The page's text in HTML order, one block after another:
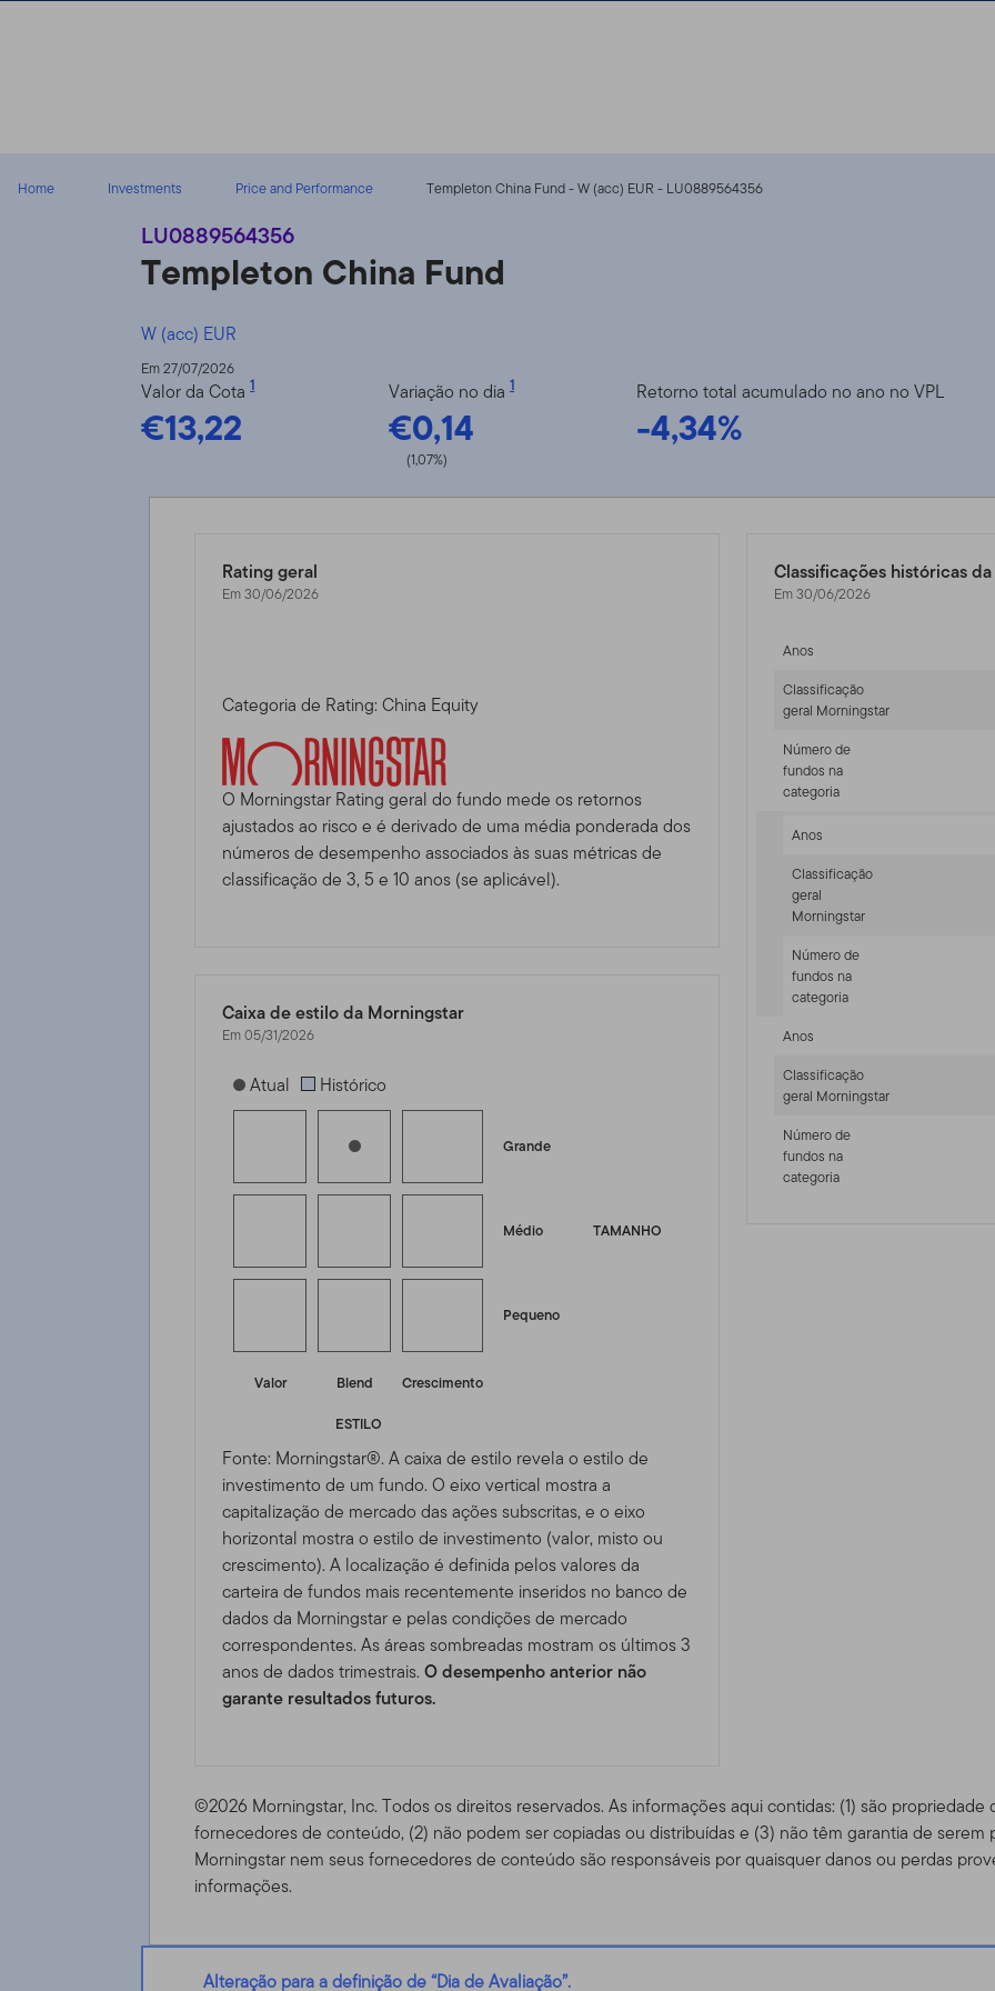
Home Investments Price and Performance Templeton China Fund - W (acc) EUR - LU0889564356
LU0889564356
Templeton China Fund
W (acc) EUR
Em 27/07/2026
Valor da Cota1
€13,22
Variação no dia 1
€0,14
(1,07%)
Retorno total acumulado no ano no VPL
-4,34%
Rating geral
Em 30/06/2026
Categoria de Rating: China Equity
O Morningstar Rating geral do fundo mede os retornos
ajustados ao risco e é derivado de uma média ponderada dos
números de desempenho associados às suas métricas de
classificação de 3, 5 e 10 anos (se aplicável).
Caixa de estilo da Morningstar
Em 05/31/2026
[products.morningstar-stylebox-title-sr-equity]
Atual Histórico
Grande
TAMANHO
Médio
Pequeno
Valor Blend
Crescimento
ESTILO
Fonte: Morningstar®. A caixa de estilo revela o estilo de
investimento de um fundo. O eixo vertical mostra a
capitalização de mercado das ações subscritas, e o eixo
horizontal mostra o estilo de investimento (valor, misto ou
crescimento). A localização é definida pelos valores da
carteira de fundos mais recentemente inseridos no banco de
dados da Morningstar e pelas condições de mercado
correspondentes. As áreas sombreadas mostram os últimos 3
anos de dados trimestrais.O desempenho anterior não
garante resultados futuros.
Classificações históricas
Em 30/06/2026
Anos
Classificação
geral Morningstar
Número de
fundos na
categoria
Anos
Classificação
geral
Morningstar
Número de
fundos na
categoria
Anos
Classificação
geral Morningstar
Número de
fundos na
categoria
©2026 Morningstar, Inc. Todos os direitos reservados. As informações aqui contidas: (1) são
fornecedores de conteúdo, (2) não podem ser copiadas ou distribuídas e (3) não têm garantia de serem
Morningstar nem seus fornecedores de conteúdo são responsáveis ​​por quaisquer danos ou perdas
informações.
Alteração para a definição de “Dia de Avaliação”.